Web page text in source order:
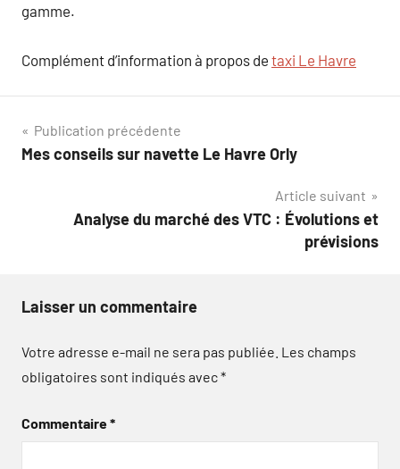
gamme.
Complément d’information à propos de taxi Le Havre
Navigation
de
Publication précédente
Mes conseils sur navette Le Havre Orly
Article suivant
Analyse du marché des VTC : Évolutions et
prévisions
Laisser un commentaire
Votre adresse e-mail ne sera pas publiée. Les champs
obligatoires sont indiqués avec*
Commentaire*